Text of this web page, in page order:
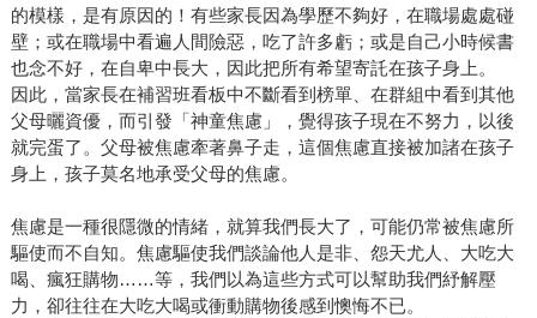
的模樣，是有原因的！有些家長因為學歷不夠好，在職場處處碰
壁；或在職場中看遍人間險惡，吃了許多虧；或是自己小時候書
也念不好，在自卑中長大，因此把所有希望寄託在孩子身上。
因此，當家長在補習班看板中不斷看到榜單、在群組中看到其他
父母曬資優，而引發「神童焦慮」，覺得孩子現在不努力，以後
就完蛋了。父母被焦慮牽著鼻子走，這個焦慮直接被加諸在孩子
身上，孩子莫名地承受父母的焦慮。
焦慮是一種很隱微的情緒，就算我們長大了，可能仍常被焦慮所
驅使而不自知。焦慮驅使我們談論他人是非、怨天尤人、大吃大
喝、瘋狂購物……等，我們以為這些方式可以幫助我們紓解壓
力，卻往往在大吃大喝或衝動購物後感到懊悔不已。